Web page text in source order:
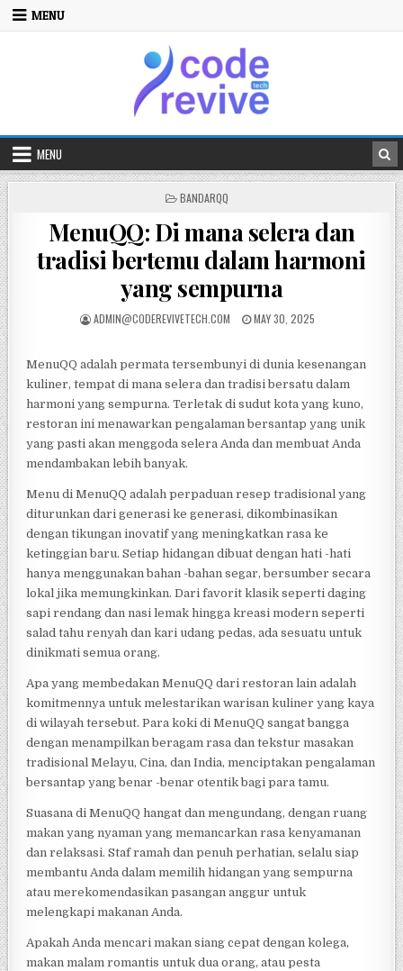
Skip to content
MENU
MENU
POSTED IN
BANDARQQ
MenuQQ: Di mana selera dan
tradisi bertemu dalam harmoni
yang sempurna
POSTED BY
ADMIN@CODEREVIVETECH.COM POSTED ON
MAY 30, 2025
MenuQQ adalah permata tersembunyi di dunia kesenangan
kuliner, tempat di mana selera dan tradisi bersatu dalam
harmoni yang sempurna. Terletak di sudut kota yang kuno,
restoran ini menawarkan pengalaman bersantap yang unik
yang pasti akan menggoda selera Anda dan membuat Anda
mendambakan lebih banyak.
Menu di MenuQQ adalah perpaduan resep tradisional yang
diturunkan dari generasi ke generasi, dikombinasikan
dengan tikungan inovatif yang meningkatkan rasa ke
ketinggian baru. Setiap hidangan dibuat dengan hati -hati
hanya menggunakan bahan -bahan segar, bersumber secara
lokal jika memungkinkan. Dari favorit klasik seperti daging
sapi rendang dan nasi lemak hingga kreasi modern seperti
salad tahu renyah dan kari udang pedas, ada sesuatu untuk
dinikmati semua orang.
Apa yang membedakan MenuQQ dari restoran lain adalah
komitmennya untuk melestarikan warisan kuliner yang kaya
di wilayah tersebut. Para koki di MenuQQ sangat bangga
dengan menampilkan beragam rasa dan tekstur masakan
tradisional Melayu, Cina, dan India, menciptakan pengalaman
bersantap yang benar -benar otentik bagi para tamu.
Suasana di MenuQQ hangat dan mengundang, dengan ruang
makan yang nyaman yang memancarkan rasa kenyamanan
dan relaksasi. Staf ramah dan penuh perhatian, selalu siap
membantu Anda dalam memilih hidangan yang sempurna
atau merekomendasikan pasangan anggur untuk
melengkapi makanan Anda.
Apakah Anda mencari makan siang cepat dengan kolega,
makan malam romantis untuk dua orang, atau pesta